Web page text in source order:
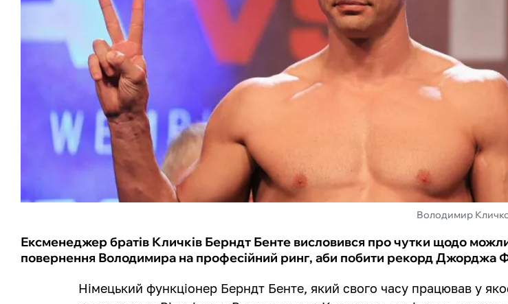
Володимир
Ексменеджер братів Кличків Берндт Бенте висловився про чутки щодо
повернення Володимира на професійний ринг, аби побити рекорд Джорджа
Німецький функціонер Берндт Бенте, який свого часу працював у